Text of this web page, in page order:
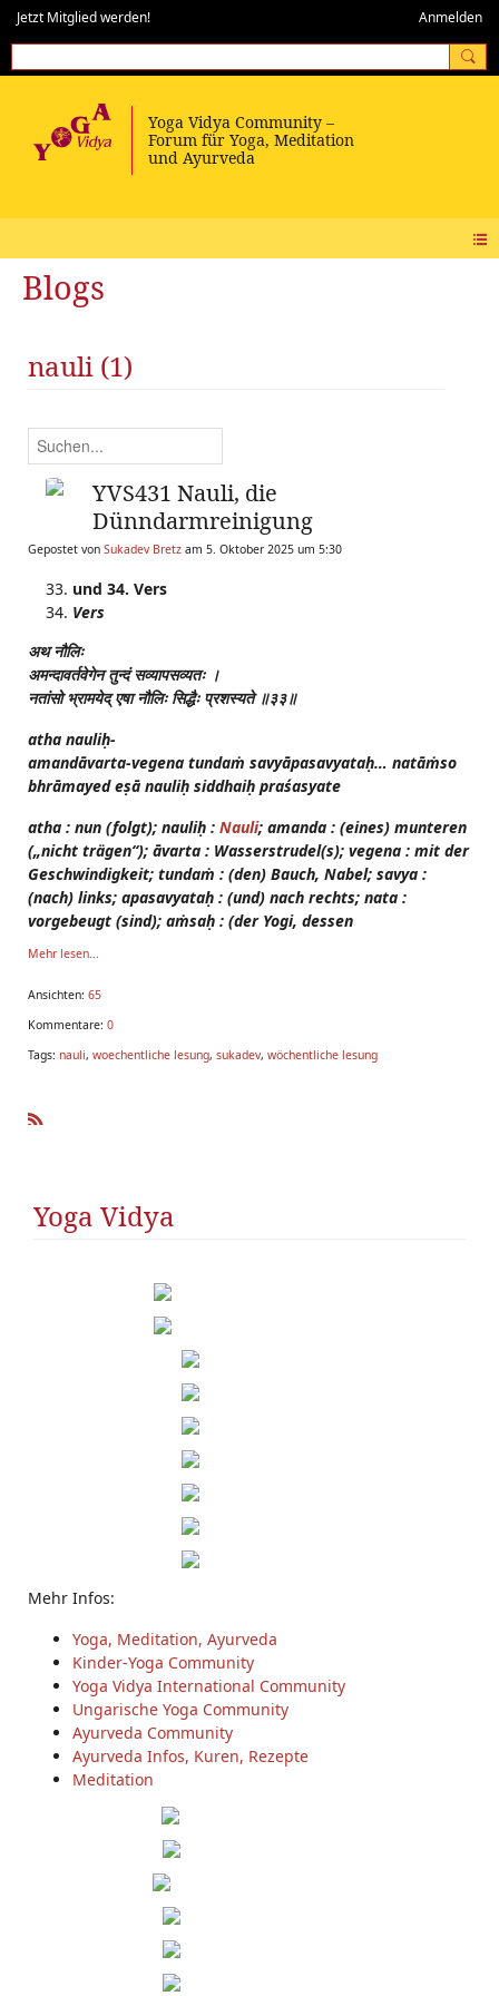
Jetzt Mitglied werden! Anmelden
Blogs
nauli (1)
YVS431 Nauli, die
Dünndarmreinigung
Gepostet von Sukadev Bretz am 5. Oktober 2025 um 5:30
und 34. Vers
Vers
अथ नौलिः
अमन्दावर्तवेगेन तुन्दं सव्यापसव्यतः ।
नतांसो भ्रामयेद् एषा नौलिः सिद्धैः प्रशस्यते ॥३३॥
atha nauliḥ-
amandāvarta-vegena tundaṁ savyāpasavyataḥ… natāṁso
bhrāmayed eṣā nauliḥ siddhaiḥ praśasyate
atha : nun (folgt); nauliḥ : Nauli; amanda : (eines) munteren
(„nicht trägen“); āvarta : Wasserstrudel(s); vegena : mit der
Geschwindigkeit; tundaṁ : (den) Bauch, Nabel; savya :
(nach) links; apasavyataḥ : (und) nach rechts; nata :
vorgebeugt (sind); aṁsaḥ : (der Yogi, dessen
Mehr lesen...
Ansichten: 65
Kommentare: 0
Tags: nauli, woechentliche lesung, sukadev, wöchentliche lesung
Yoga Vidya
Mehr Infos:
Yoga, Meditation, Ayurveda
Kinder-Yoga Community
Yoga Vidya International Community
Ungarische Yoga Community
Ayurveda Community
Ayurveda Infos, Kuren, Rezepte
Meditation